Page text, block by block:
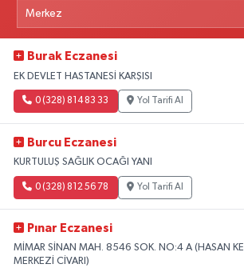
Burak Eczanesi
EK DEVLET HASTANESİ KARŞISI
0 (328) 814 83 33 Yol Tarifi Al
Burcu Eczanesi
KURTULUŞ SAĞLIK OCAĞI YANI
0 (328) 812 56 78 Yol Tarifi Al
Pınar Eczanesi
MİMAR SİNAN MAH. 8546 SOK. NO:4 A (HASAN
MERKEZİ CİVARI)